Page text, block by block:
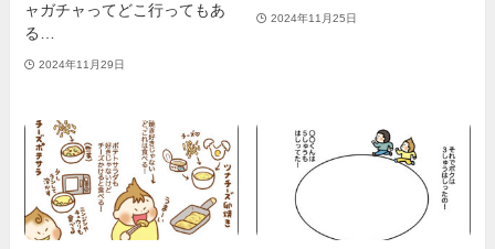
ャガチャってどこ行ってもあ
る…
2024年11月29日
2024年11月25日